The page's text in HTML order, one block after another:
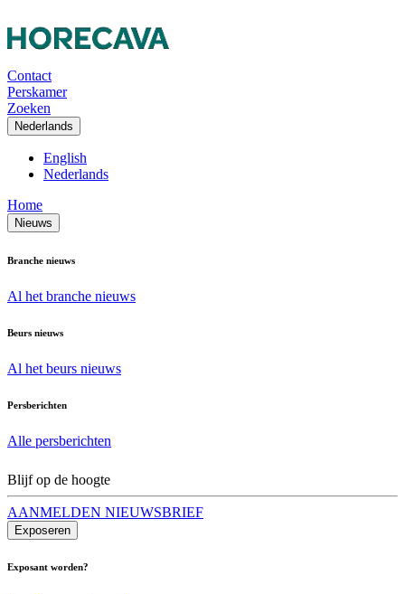
Contact
Perskamer
Zoeken
Nederlands
English
Nederlands
Home
Nieuws
Branche nieuws
Al het branche nieuws
Beurs nieuws
Al het beurs nieuws
Persberichten
Alle persberichten
Blijf op de hoogte
AANMELDEN NIEUWSBRIEF
Exposeren
Exposant worden?